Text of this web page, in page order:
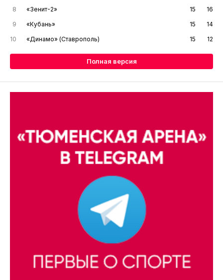
8
«Зенит-2» 15
16
9
«Кубань» 15
14
10
«Динамо» (Ставрополь) 15 12
Полная версия